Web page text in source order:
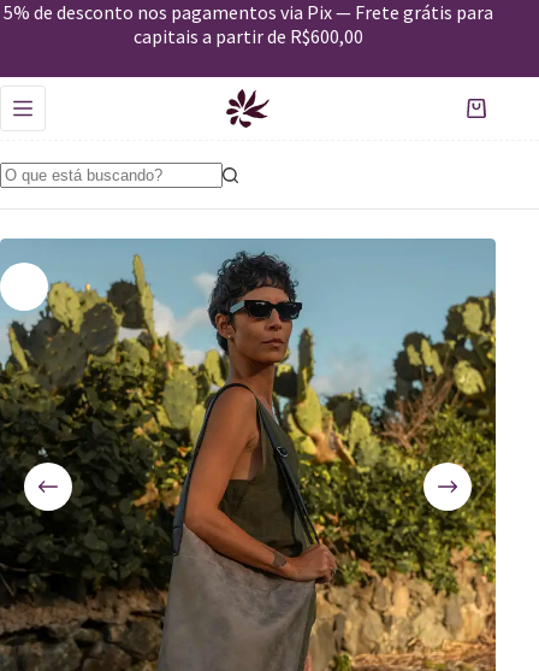
R$250,00
Em estoque
Comprar
5% de desconto nos pagamentos via Pix — Frete grátis para
capitais a partir de R$600,00